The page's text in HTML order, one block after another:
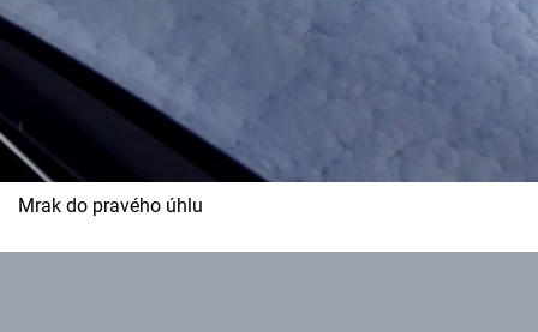
Mrak do pravého úhlu